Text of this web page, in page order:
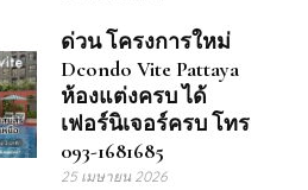
ด่วน โครงการใหม่
Dcondo Vite Pattaya
ห้องแต่งครบ ได้
เฟอร์นิเจอร์ครบ โทร
093-1681685
25 เมษายน 2026